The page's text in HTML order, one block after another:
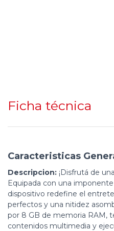
Ficha técnica
Caracteristicas
Descripcion: ¡Disfrutá de
Equipada con una
dispositivo redefine el
perfectos y una nitidez
por 8 GB de memoria RAM,
contenidos multimedia y